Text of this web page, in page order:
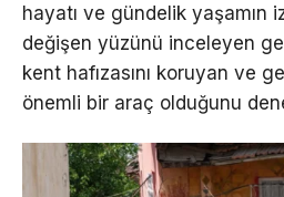
hayatı ve gündelik yaşamın
değişen yüzünü inceleyen
kent hafızasını koruyan ve
önemli bir araç olduğunu